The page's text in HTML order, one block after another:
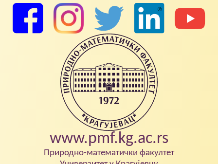
www.pmf.kg.ac.rs
Природно-математички факултет